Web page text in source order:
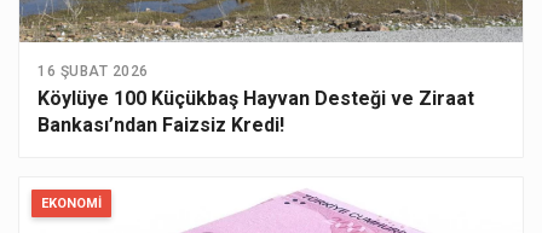
16 ŞUBAT 2026
Köylüye 100 Küçükbaş Hayvan Desteği ve Ziraat
Bankası’ndan Faizsiz Kredi!
EKONOMI